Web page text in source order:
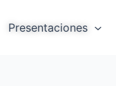
Presentaciones